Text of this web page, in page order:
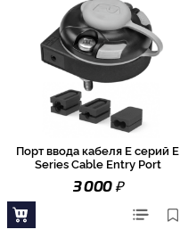
Порт ввода кабеля E серий E
Series Cable Entry Port
3 000₽